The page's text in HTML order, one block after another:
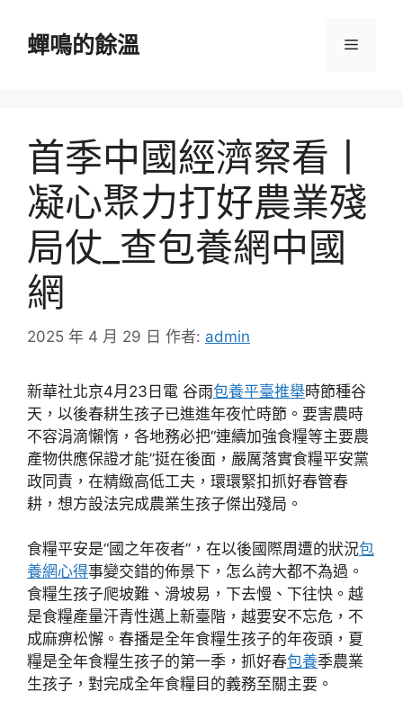
蟬鳴的餘溫 選
首季中國經濟察看丨
凝心聚力打好農業殘
局仗_查包養網中國
網
2025 年 4 月 29 日 作者: admin
新華社北京4月23日電 谷雨包養平臺推舉時節種谷
天，以後春耕生孩子已進進年夜忙時節。要害農時
不容涓滴懶惰，各地務必把“連續加強食糧等主要農
產物供應保證才能”挺在後面，嚴厲落實食糧平安黨
政同責，在精緻高低工夫，環環緊扣抓好春管春
耕，想方設法完成農業生孩子傑出殘局。
食糧平安是“國之年夜者”，在以後國際周遭的狀況包
養網心得事變交錯的佈景下，怎么誇大都不為過。
食糧生孩子爬坡難、滑坡易，下去慢、下往快。越
是食糧產量汗青性邁上新臺階，越要安不忘危，不
成麻痹松懈。春播是全年食糧生孩子的年夜頭，夏
糧是全年食糧生孩子的第一季，抓好春包養季農業
生孩子，對完成全年食糧目的義務至關主要。